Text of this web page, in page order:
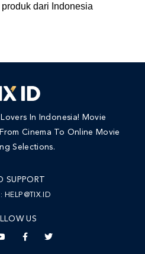
dari Indonesia
In Indonesia! Movie
Cinema To Online Movie
Selections.
SUPPORT
HELP@TIX.ID
US